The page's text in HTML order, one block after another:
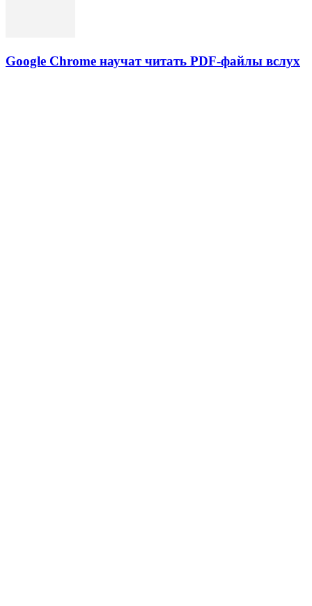
Google Chrome научат читать PDF-файлы вслух